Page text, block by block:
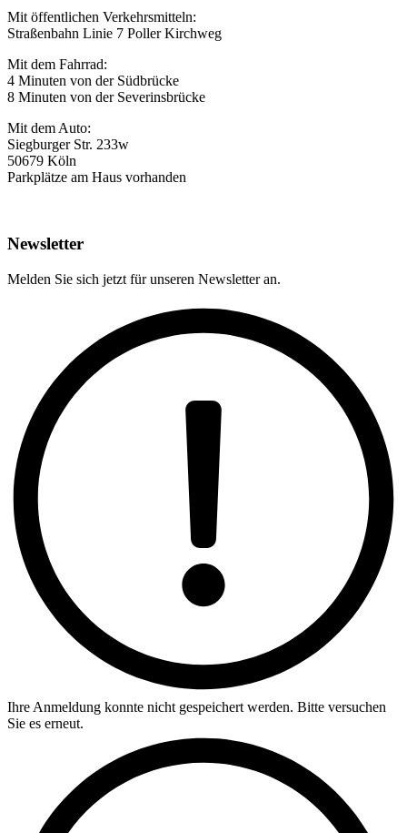
Mit öffentlichen Verkehrsmitteln:
Straßenbahn Linie 7 Poller Kirchweg
Mit dem Fahrrad:
4 Minuten von der Südbrücke
8 Minuten von der Severinsbrücke
Mit dem Auto:
Siegburger Str. 233w
50679 Köln
Parkplätze am Haus vorhanden
Newsletter
Melden Sie sich jetzt für unseren Newsletter an.
Ihre Anmeldung konnte nicht gespeichert werden. Bitte versuchen
Sie es erneut.